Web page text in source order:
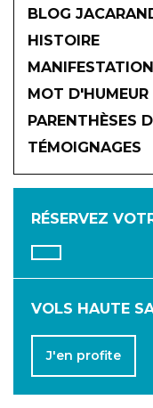
BLOG
HISTOIRE
MOT D'HUMEUR
PARENTHÈSES
TÉMOIGNAGES
RÉSERVEZ
VOLS HAUTE
J'en profite
JANVIER
AVRIL
JUILLET
OCTOBRE